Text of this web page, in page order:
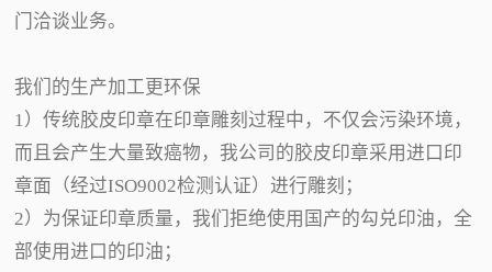
门洽谈业务。
我们的生产加工更环保
1）传统胶皮印章在印章雕刻过程中，不仅会污染环境，
而且会产生大量致癌物，我公司的胶皮印章采用进口印
章面（经过ISO9002检测认证）进行雕刻；
2）为保证印章质量，我们拒绝使用国产的勾兑印油，全
部使用进口的印油；